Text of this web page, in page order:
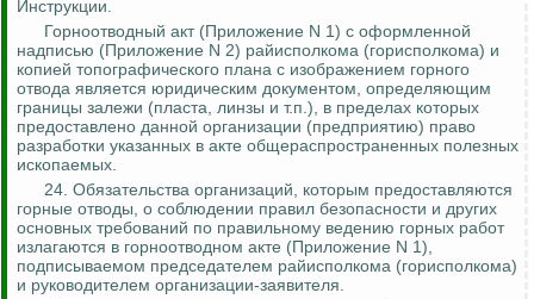
Инструкции.
Горноотводный акт (Приложение N 1) с оформленной
надписью (Приложение N 2) райисполкома (горисполкома) и
копией топографического плана с изображением горного
отвода является юридическим документом, определяющим
границы залежи (пласта, линзы и т.п.), в пределах которых
предоставлено данной организации (предприятию) право
разработки указанных в акте общераспространенных полезных
ископаемых.
24. Обязательства организаций, которым предоставляются
горные отводы, о соблюдении правил безопасности и других
основных требований по правильному ведению горных работ
излагаются в горноотводном акте (Приложение N 1),
подписываемом председателем райисполкома (горисполкома)
и руководителем организации-заявителя.